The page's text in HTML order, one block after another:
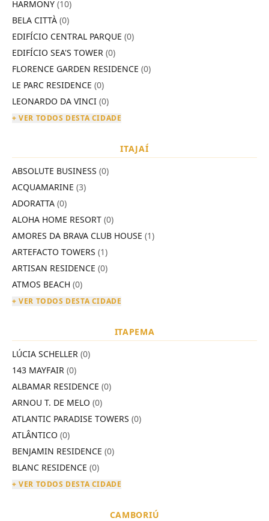
HARMONY (10)
BELA CITTÀ (0)
EDIFÍCIO CENTRAL PARQUE (0)
EDIFÍCIO SEA'S TOWER (0)
FLORENCE GARDEN RESIDENCE (0)
LE PARC RESIDENCE (0)
LEONARDO DA VINCI (0)
+ VER TODOS DESTA CIDADE
ITAJAÍ
ABSOLUTE BUSINESS (0)
ACQUAMARINE (3)
ADORATTA (0)
ALOHA HOME RESORT (0)
AMORES DA BRAVA CLUB HOUSE (1)
ARTEFACTO TOWERS (1)
ARTISAN RESIDENCE (0)
ATMOS BEACH (0)
+ VER TODOS DESTA CIDADE
ITAPEMA
LÚCIA SCHELLER (0)
143 MAYFAIR (0)
ALBAMAR RESIDENCE (0)
ARNOU T. DE MELO (0)
ATLANTIC PARADISE TOWERS (0)
ATLÂNTICO (0)
BENJAMIN RESIDENCE (0)
BLANC RESIDENCE (0)
+ VER TODOS DESTA CIDADE
CAMBORIÚ